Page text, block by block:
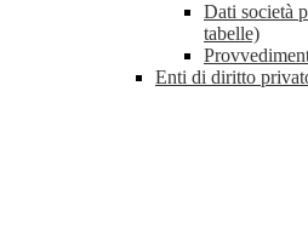
Dati società
tabelle)
Enti di diritto